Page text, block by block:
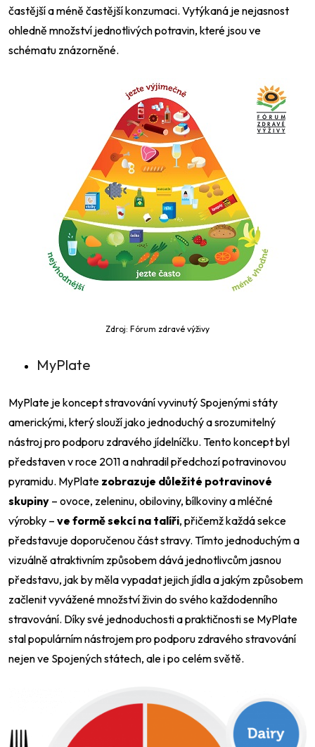
častější a méně častější konzumaci. Vytýkaná je nejasnost
ohledně množství jednotlivých potravin, které jsou ve
schématu znázorněné.
Zdroj: Fórum zdravé výživy
MyPlate
MyPlate je koncept stravování vyvinutý Spojenými státy
americkými, který slouží jako jednoduchý a srozumitelný
nástroj pro podporu zdravého jídelníčku. Tento koncept byl
představen v roce 2011 a nahradil předchozí potravinovou
pyramidu. MyPlate zobrazuje důležité potravinové
skupiny – ovoce, zeleninu, obiloviny, bílkoviny a mléčné
výrobky – ve formě sekcí na talíři, přičemž každá sekce
představuje doporučenou část stravy. Tímto jednoduchým a
vizuálně atraktivním způsobem dává jednotlivcům jasnou
představu, jak by měla vypadat jejich jídla a jakým způsobem
začlenit vyvážené množství živin do svého každodenního
stravování. Díky své jednoduchosti a praktičnosti se MyPlate
stal populárním nástrojem pro podporu zdravého stravování
nejen ve Spojených státech, ale i po celém světě.